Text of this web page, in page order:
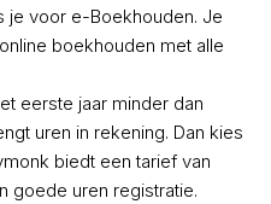
je voor e-Boekhouden. Je
boekhouden met alle
eerste jaar minder dan
uren in rekening. Dan kies
biedt een tarief van
goede uren registratie.